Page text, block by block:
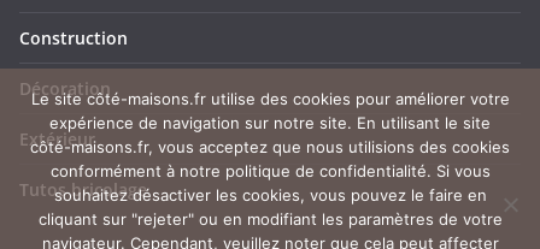
Construction
Décoration
Extérieur
Tutos bricolage
Le site côté-maisons.fr utilise des cookies pour améliorer votre
expérience de navigation sur notre site. En utilisant le site
côté-maisons.fr, vous acceptez que nous utilisions des cookies
conformément à notre politique de confidentialité. Si vous
souhaitez désactiver les cookies, vous pouvez le faire en
cliquant sur "rejeter" ou en modifiant les paramètres de votre
navigateur. Cependant, veuillez noter que cela peut affecter